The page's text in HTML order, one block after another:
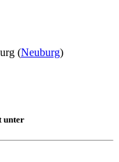
(Neuburg)
unter